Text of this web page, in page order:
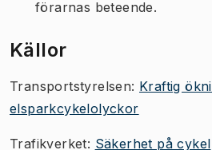
förarnas beteende.
Källor
Transportstyrelsen: Kraftig
elsparkcykelolyckor
Trafikverket: Säkerhet på cykel